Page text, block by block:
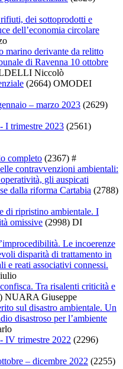
dei sottoprodotti e
dell’economia circolare
marino derivante da relitto
di Ravenna 10 ottobre
Niccolò
(2664) OMODEI
– marzo 2023 (2629)
I trimestre 2023 (2561)
completo (2367) #
contravvenzioni ambientali:
gli auspicati
dalla riforma Cartabia (2788)
di ripristino ambientale. I
omissive (2998) DI
Le incoerenze
disparità di trattamento in
e reati associativi connessi.
Tra risalenti criticità e
NUARA Giuseppe
sul disastro ambientale. Un
disastroso per l’ambiente
IV trimestre 2022 (2296)
– dicembre 2022 (2255)